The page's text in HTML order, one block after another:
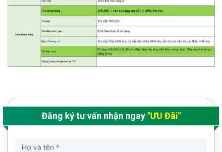
Đăng ký tư vấn nhận ngay "ƯU Đãi"